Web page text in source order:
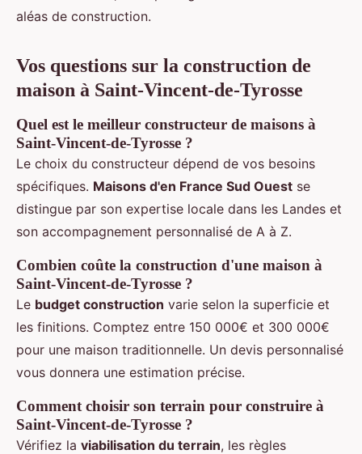
aléas de construction.
Vos questions sur la construction de
maison à Saint-Vincent-de-Tyrosse
Quel est le meilleur constructeur de maisons à
Saint-Vincent-de-Tyrosse ?
Le choix du constructeur dépend de vos besoins
spécifiques. Maisons d'en France Sud Ouest se
distingue par son expertise locale dans les Landes et
son accompagnement personnalisé de A à Z.
Combien coûte la construction d'une maison à
Saint-Vincent-de-Tyrosse ?
Le budget construction varie selon la superficie et
les finitions. Comptez entre 150 000€ et 300 000€
pour une maison traditionnelle. Un devis personnalisé
vous donnera une estimation précise.
Comment choisir son terrain pour construire à
Saint-Vincent-de-Tyrosse ?
Vérifiez la viabilisation du terrain, les règles